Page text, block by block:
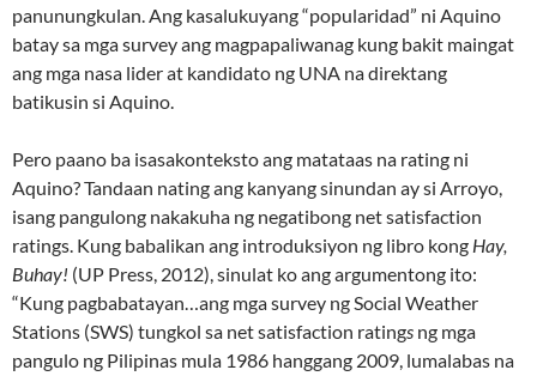
panunungkulan. Ang kasalukuyang “popularidad” ni Aquino
batay sa mga survey ang magpapaliwanag kung bakit maingat
ang mga nasa lider at kandidato ng UNA na direktang
batikusin si Aquino.
Pero paano ba isasakonteksto ang matataas na rating ni
Aquino? Tandaan nating ang kanyang sinundan ay si Arroyo,
isang pangulong nakakuha ng negatibong net satisfaction
ratings. Kung babalikan ang introduksiyon ng libro kong Hay,
Buhay! (UP Press, 2012), sinulat ko ang argumentong ito:
“Kung pagbabatayan…ang mga survey ng Social Weather
Stations (SWS) tungkol sa net satisfaction ratings ng mga
pangulo ng Pilipinas mula 1986 hanggang 2009, lumalabas na